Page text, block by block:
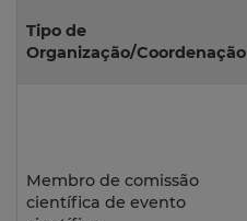
Tipo de
Organização/Coordenação
Membro de comissão
científica de evento